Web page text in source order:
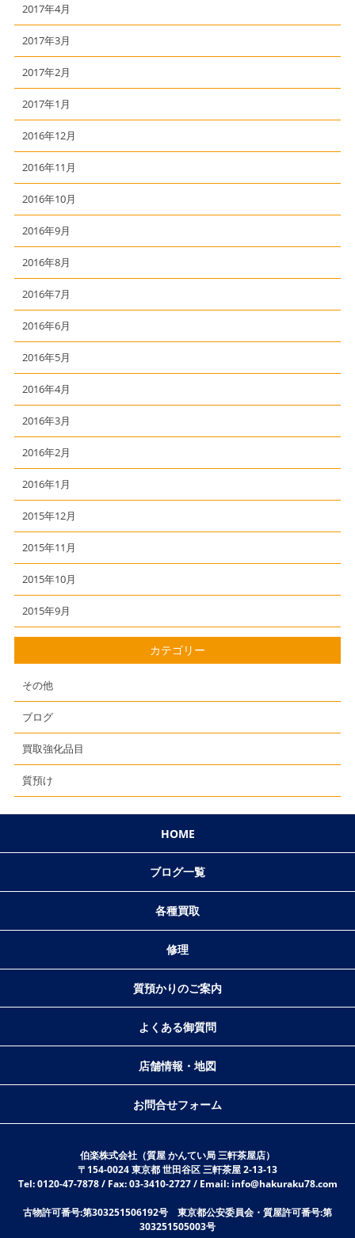
2017年4月
2017年3月
2017年2月
2017年1月
2016年12月
2016年11月
2016年10月
2016年9月
2016年8月
2016年7月
2016年6月
2016年5月
2016年4月
2016年3月
2016年2月
2016年1月
2015年12月
2015年11月
2015年10月
2015年9月
カテゴリー
その他
ブログ
買取強化品目
質預け
HOME
ブログ一覧
各種買取
修理
質預かりのご案内
よくある御質問
店舗情報・地図
お問合せフォーム
伯楽株式会社（質屋 かんてい局 三軒茶屋店）
〒154-0024 東京都 世田谷区 三軒茶屋 2-13-13
Tel: 0120-47-7878 / Fax: 03-3410-2727 / Email: info@hakuraku78.com
古物許可番号:第303251506192号 東京都公安委員会・質屋許可番号:第
303251505003号